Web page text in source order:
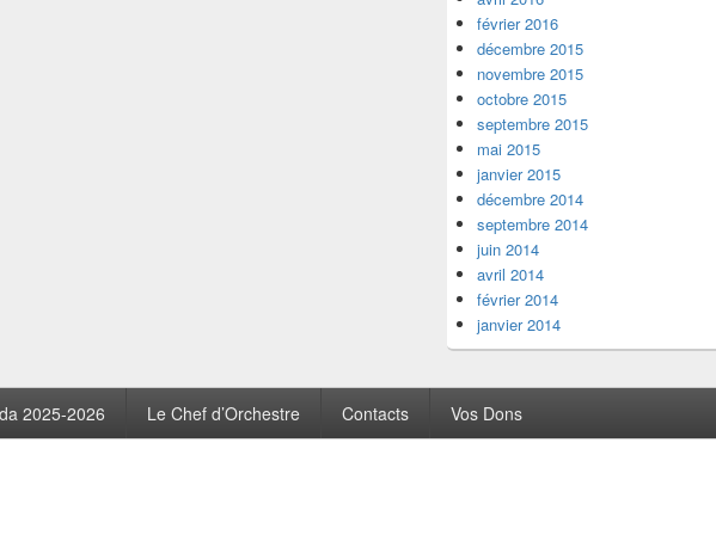
février 2016
décembre 2015
novembre 2015
octobre 2015
septembre 2015
mai 2015
janvier 2015
décembre 2014
septembre 2014
juin 2014
avril 2014
février 2014
janvier 2014
2025-2026 Le Chef d’Orchestre Contacts Vos Dons